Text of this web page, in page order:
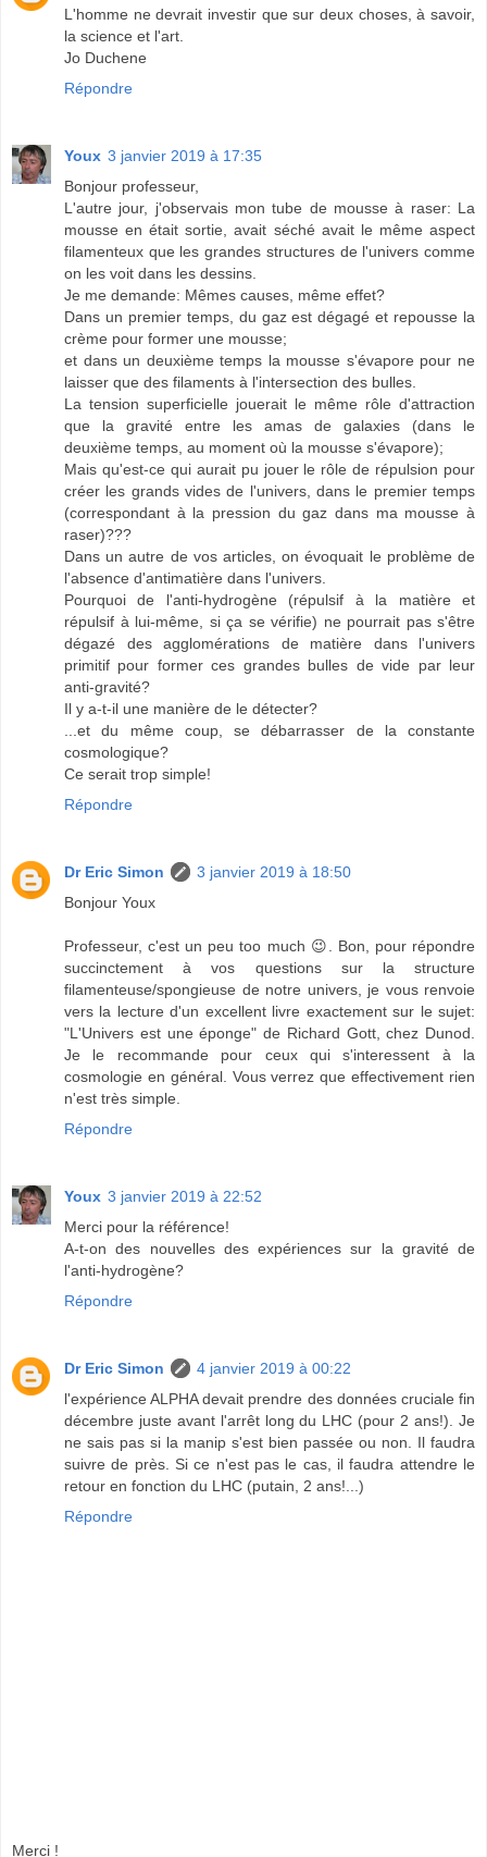
L'homme ne devrait investir que sur deux choses, à savoir,
la science et l'art.
Jo Duchene
Répondre
Youx 3 janvier 2019 à 17:35
Bonjour professeur,
L'autre jour, j'observais mon tube de mousse à raser: La
mousse en était sortie, avait séché avait le même aspect
filamenteux que les grandes structures de l'univers comme
on les voit dans les dessins.
Je me demande: Mêmes causes, même effet?
Dans un premier temps, du gaz est dégagé et repousse la
crème pour former une mousse;
et dans un deuxième temps la mousse s'évapore pour ne
laisser que des filaments à l'intersection des bulles.
La tension superficielle jouerait le même rôle d'attraction
que la gravité entre les amas de galaxies (dans le
deuxième temps, au moment où la mousse s'évapore);
Mais qu'est-ce qui aurait pu jouer le rôle de répulsion pour
créer les grands vides de l'univers, dans le premier temps
(correspondant à la pression du gaz dans ma mousse à
raser)???
Dans un autre de vos articles, on évoquait le problème de
l'absence d'antimatière dans l'univers.
Pourquoi de l'anti-hydrogène (répulsif à la matière et
répulsif à lui-même, si ça se vérifie) ne pourrait pas s'être
dégazé des agglomérations de matière dans l'univers
primitif pour former ces grandes bulles de vide par leur
anti-gravité?
Il y a-t-il une manière de le détecter?
...et du même coup, se débarrasser de la constante
cosmologique?
Ce serait trop simple!
Répondre
Dr Eric Simon
3 janvier 2019 à 18:50
Bonjour Youx
Professeur, c'est un peu too much 😉. Bon, pour répondre
succinctement à vos questions sur la structure
filamenteuse/spongieuse de notre univers, je vous renvoie
vers la lecture d'un excellent livre exactement sur le sujet:
"L'Univers est une éponge" de Richard Gott, chez Dunod.
Je le recommande pour ceux qui s'interessent à la
cosmologie en général. Vous verrez que effectivement rien
n'est très simple.
Répondre
Youx 3 janvier 2019 à 22:52
Merci pour la référence!
A-t-on des nouvelles des expériences sur la gravité de
l'anti-hydrogène?
Répondre
Dr Eric Simon
4 janvier 2019 à 00:22
l'expérience ALPHA devait prendre des données cruciale fin
décembre juste avant l'arrêt long du LHC (pour 2 ans!). Je
ne sais pas si la manip s'est bien passée ou non. Il faudra
suivre de près. Si ce n'est pas le cas, il faudra attendre le
retour en fonction du LHC (putain, 2 ans!...)
Répondre
Merci !